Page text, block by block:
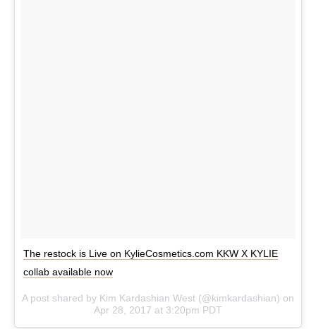
The restock is Live on KylieCosmetics.com KKW X KYLIE
collab available now
A post shared by Kim Kardashian West (@kimkardashian) on
Apr 28, 2017 at 3:20pm PDT